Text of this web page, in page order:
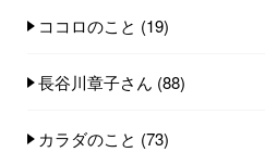
ココロのこと (19)
長谷川章子さん (88)
カラダのこと (73)